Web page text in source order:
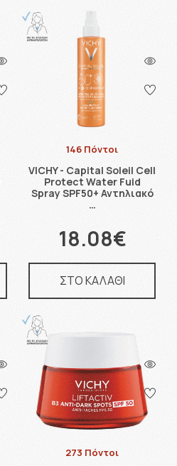
146 Πόντοι
VICHY - Capital Soleil Cell
Protect Water Fuid
Spray SPF50+ Αντηλιακό
…
18.08€
ΣΤΟ ΚΑΛΑΘΙ
273 Πόντοι